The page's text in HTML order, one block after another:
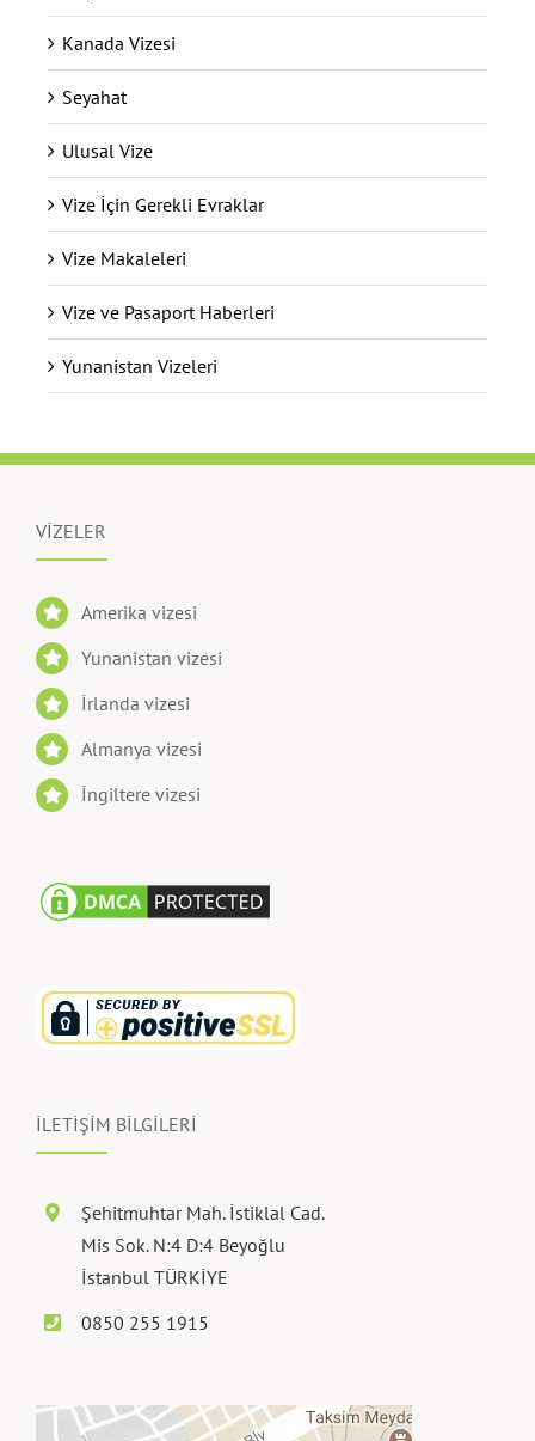
Kanada Vizesi
Seyahat
Ulusal Vize
Vize İçin Gerekli Evraklar
Vize Makaleleri
Vize ve Pasaport Haberleri
Yunanistan Vizeleri
VİZELER
Amerika vizesi
Yunanistan vizesi
İrlanda vizesi
Almanya vizesi
İngiltere vizesi
İLETİŞİM BİLGİLERİ
Şehitmuhtar Mah. İstiklal Cad.
Mis Sok. N:4 D:4 Beyoğlu
İstanbul TÜRKİYE
0850 255 1915